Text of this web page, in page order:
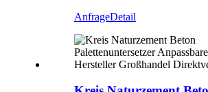
AnfrageDetail